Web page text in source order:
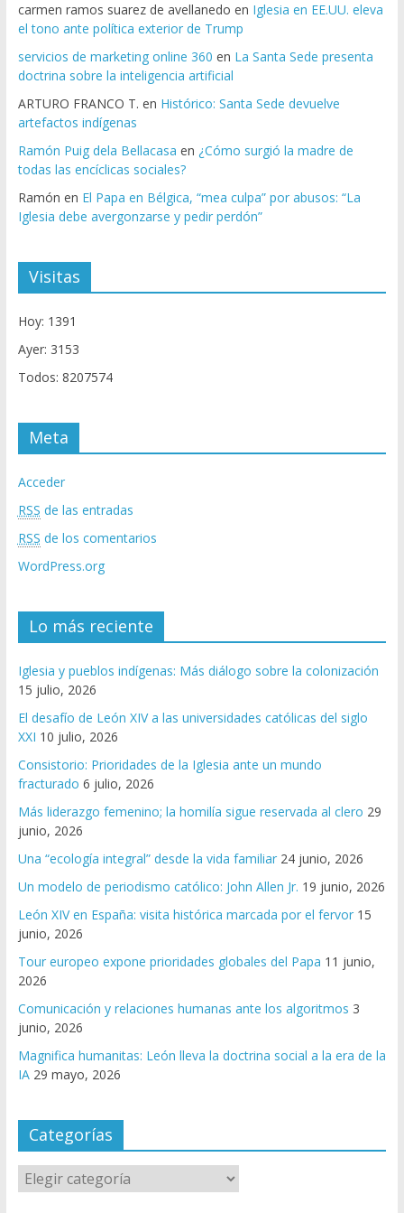
carmen ramos suarez de avellanedo en Iglesia en EE.UU. eleva
el tono ante política exterior de Trump
servicios de marketing online 360 en La Santa Sede presenta
doctrina sobre la inteligencia artificial
ARTURO FRANCO T. en Histórico: Santa Sede devuelve
artefactos indígenas
Ramón Puig dela Bellacasa en ¿Cómo surgió la madre de
todas las encíclicas sociales?
Ramón en El Papa en Bélgica, “mea culpa” por abusos: “La
Iglesia debe avergonzarse y pedir perdón”
Visitas
Hoy: 1391
Ayer: 3153
Todos: 8207574
Meta
Acceder
RSS de las entradas
RSS de los comentarios
WordPress.org
Lo más reciente
Iglesia y pueblos indígenas: Más diálogo sobre la colonización
15 julio, 2026
El desafío de León XIV a las universidades católicas del siglo
XXI 10 julio, 2026
Consistorio: Prioridades de la Iglesia ante un mundo
fracturado 6 julio, 2026
Más liderazgo femenino; la homilía sigue reservada al clero 29
junio, 2026
Una “ecología integral” desde la vida familiar 24 junio, 2026
Un modelo de periodismo católico: John Allen Jr. 19 junio, 2026
León XIV en España: visita histórica marcada por el fervor 15
junio, 2026
Tour europeo expone prioridades globales del Papa 11 junio,
2026
Comunicación y relaciones humanas ante los algoritmos 3
junio, 2026
Magnifica humanitas: León lleva la doctrina social a la era de la
IA 29 mayo, 2026
Categorías